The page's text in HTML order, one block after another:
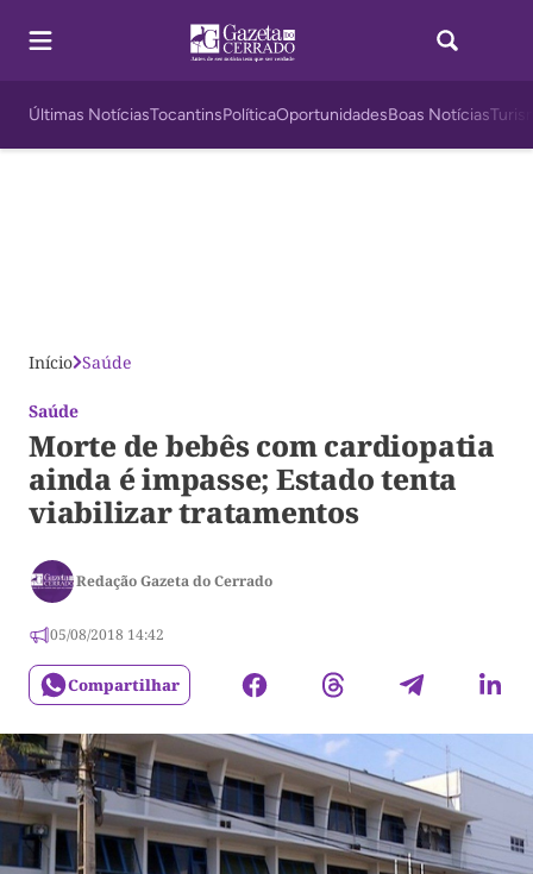
Últimas NotíciasTocantinsPolíticaOportunidadesBoas Notícias
Início Saúde
Saúde
Morte de bebês com cardiopatia
ainda é impasse; Estado tenta
viabilizar tratamentos
Redação Gazeta do Cerrado
05/08/2018 14:42
Compartilhar